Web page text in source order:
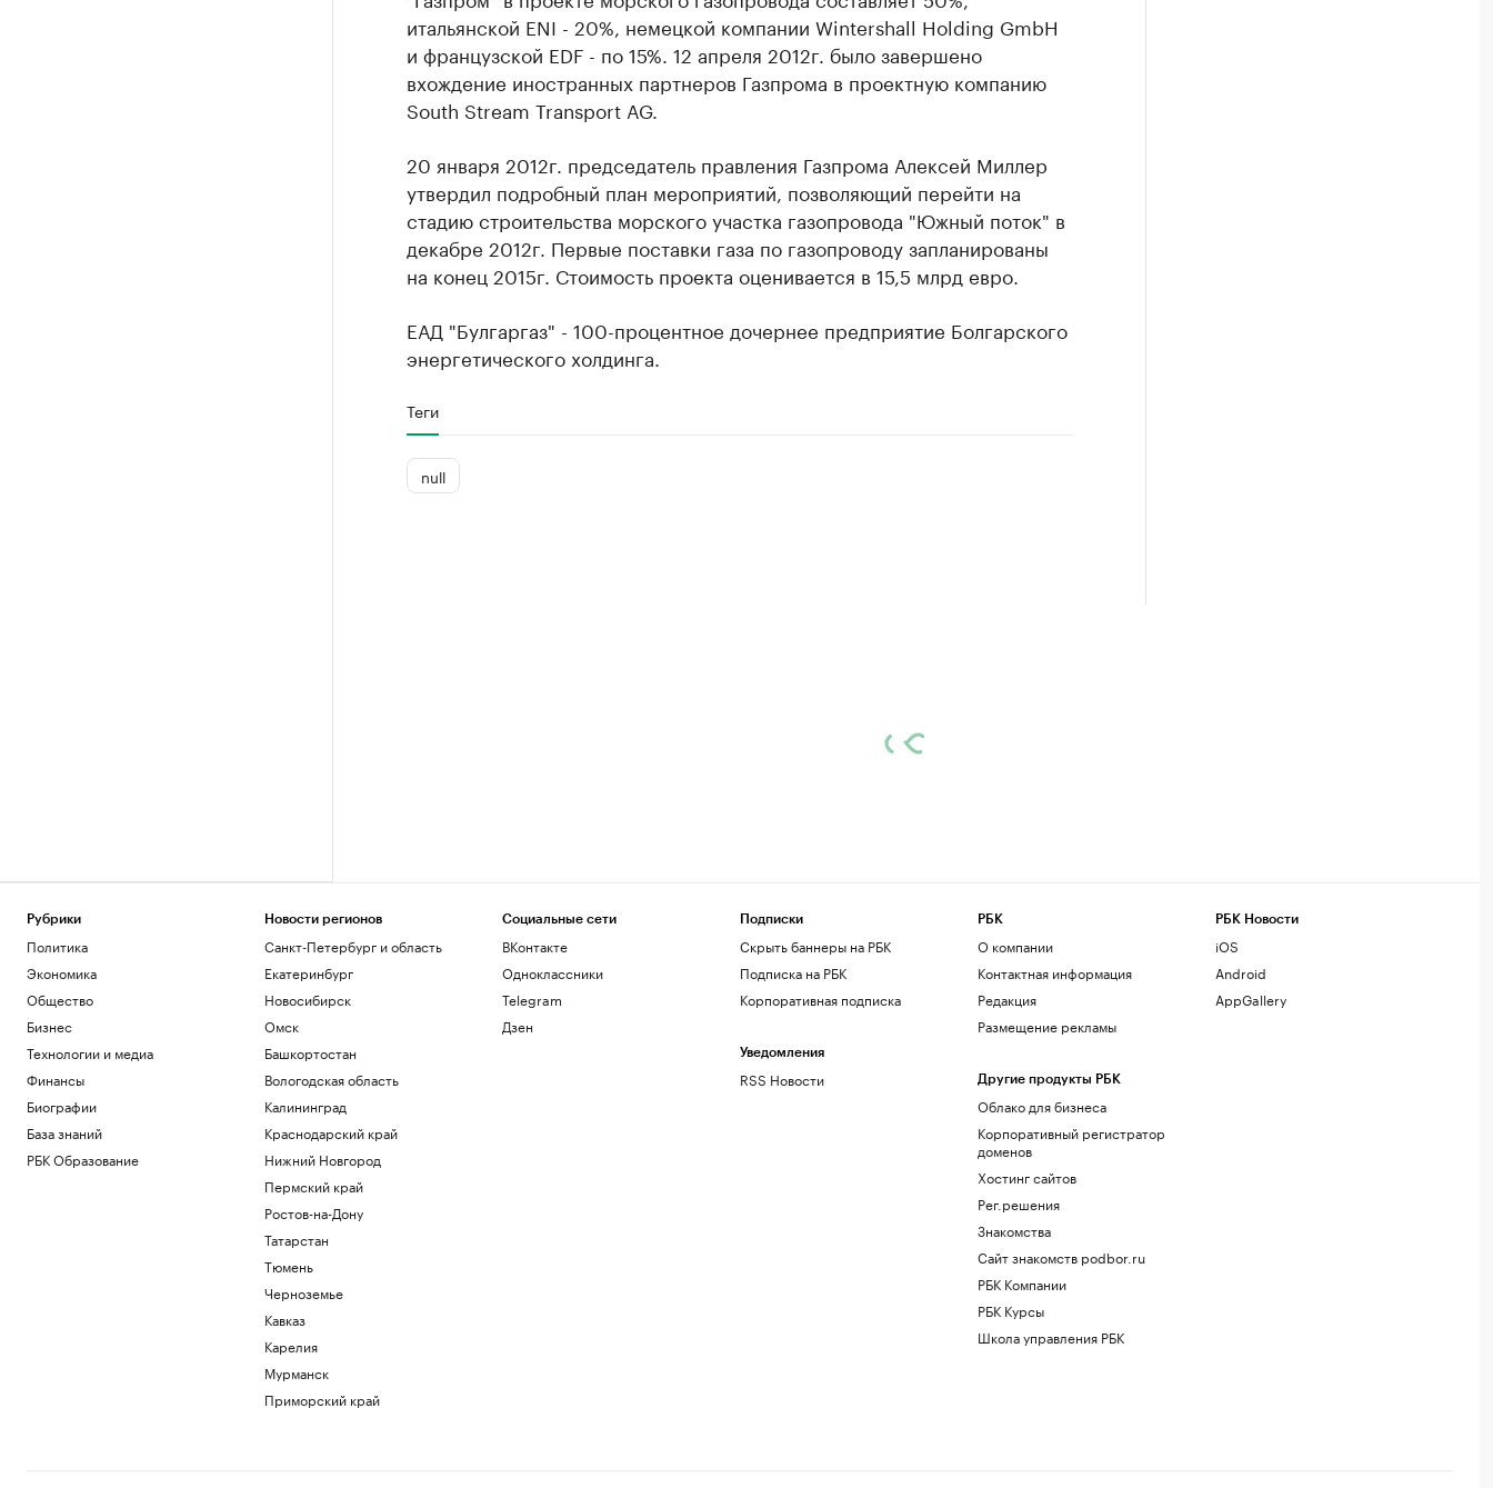
итальянской ENI - 20%, немецкой компании Wintershall Holding GmbH
и французской EDF - по 15%. 12 апреля 2012г. было завершено
вхождение иностранных партнеров Газпрома в проектную компанию
South Stream Transport AG.
20 января 2012г. председатель правления Газпрома Алексей Миллер
утвердил подробный план мероприятий, позволяющий перейти на
стадию строительства морского участка газопровода "Южный поток" в
декабре 2012г. Первые поставки газа по газопроводу запланированы
на конец 2015г. Стоимость проекта оценивается в 15,5 млрд евро.
ЕАД "Булгаргаз" - 100-процентное дочернее предприятие Болгарского
энергетического холдинга.
Теги
null
Рубрики
Политика
Экономика
Общество
Бизнес
Технологии и медиа
Финансы
Биографии
База знаний
РБК Образование
Новости регионов
Санкт-Петербург и область
Екатеринбург
Новосибирск
Омск
Башкортостан
Вологодская область
Калининград
Краснодарский край
Нижний Новгород
Пермский край
Ростов-на-Дону
Татарстан
Тюмень
Черноземье
Кавказ
Карелия
Мурманск
Приморский край
Социальные сети
ВКонтакте
Одноклассники
Telegram
Дзен
Подписки
Скрыть баннеры на РБК
Подписка на РБК
Корпоративная подписка
Уведомления
RSS Новости
РБК
О компании
Контактная информация
Редакция
Размещение рекламы
Другие продукты РБК
Облако для бизнеса
Корпоративный регистратор
доменов
Хостинг сайтов
Рег.решения
Знакомства
Сайт знакомств podbor.ru
РБК Компании
РБК Курсы
Школа управления РБК
РБК Новости
iOS
Android
AppGallery